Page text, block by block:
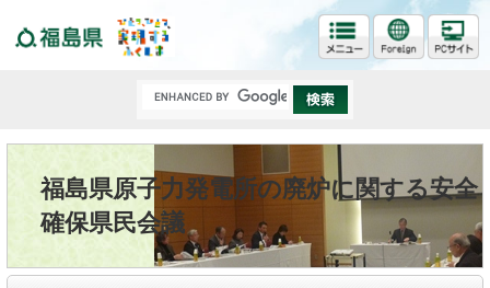
福島県原子力発電所の廃炉に関する安全
確保県民会議